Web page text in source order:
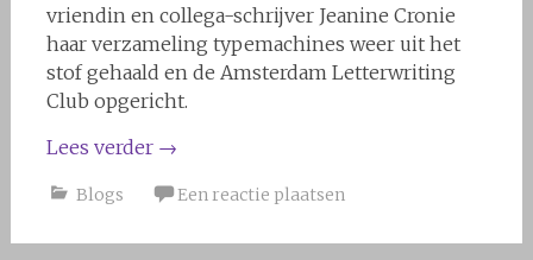
vriendin en collega-schrijver Jeanine Cronie
haar verzameling typemachines weer uit het
stof gehaald en de Amsterdam Letterwriting
Club opgericht.
Lees verder →
Blogs Een reactie plaatsen